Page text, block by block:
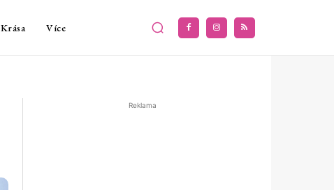
Krása Více
Reklama